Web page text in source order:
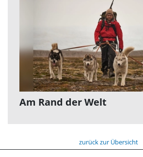
Am Rand der Welt
zurück zur Übersicht